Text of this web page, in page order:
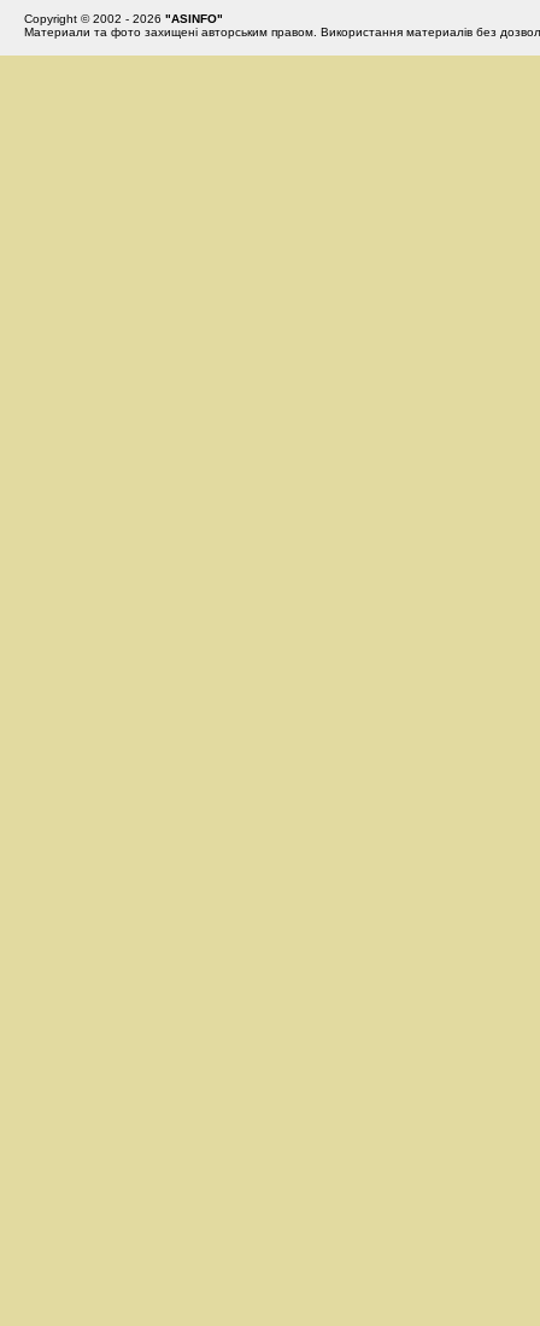
Copyright © 2002 - 2026 "ASINFO"
Материали та фото захищені авторським правом. Використання материалів без